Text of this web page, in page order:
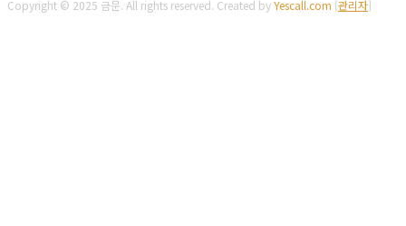
Copyright © 2025 금문. All rights reserved. Created byYescall.com [관리자]